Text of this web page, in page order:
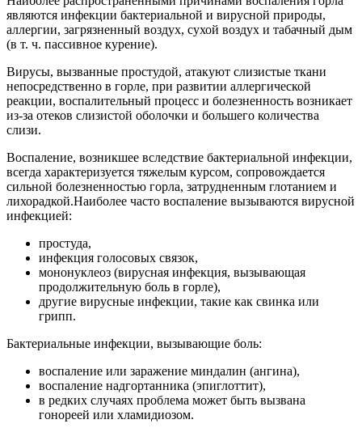
являются инфекции бактериальной и вирусной природы,
аллергии, загрязненный воздух, сухой воздух и табачный дым
(в т. ч. пассивное курение).
Вирусы, вызванные простудой, атакуют слизистые ткани
непосредственно в горле, при развитии аллергической
реакции, воспалительный процесс и болезненность возникает
из-за отеков слизистой оболочки и большего количества
слизи.
Воспаление, возникшее вследствие бактериальной инфекции,
всегда характеризуется тяжелым курсом, сопровождается
сильной болезненностью горла, затрудненным глотанием и
лихорадкой.Наиболее часто воспаление вызываются вирусной
инфекцией:
простуда,
инфекция голосовых связок,
мононуклеоз (вирусная инфекция, вызывающая
продолжительную боль в горле),
другие вирусные инфекции, такие как свинка или
грипп.
Бактериальные инфекции, вызывающие боль:
воспаление или заражение миндалин (ангина),
воспаление надгортанника (эпиглоттит),
в редких случаях проблема может быть вызвана
гонореей или хламидиозом.